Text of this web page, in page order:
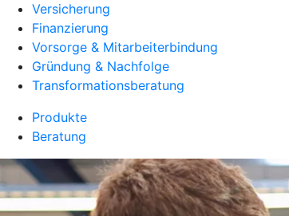
Versicherung
Finanzierung
Vorsorge & Mitarbeiterbindung
Gründung & Nachfolge
Transformationsberatung
Produkte
Beratung